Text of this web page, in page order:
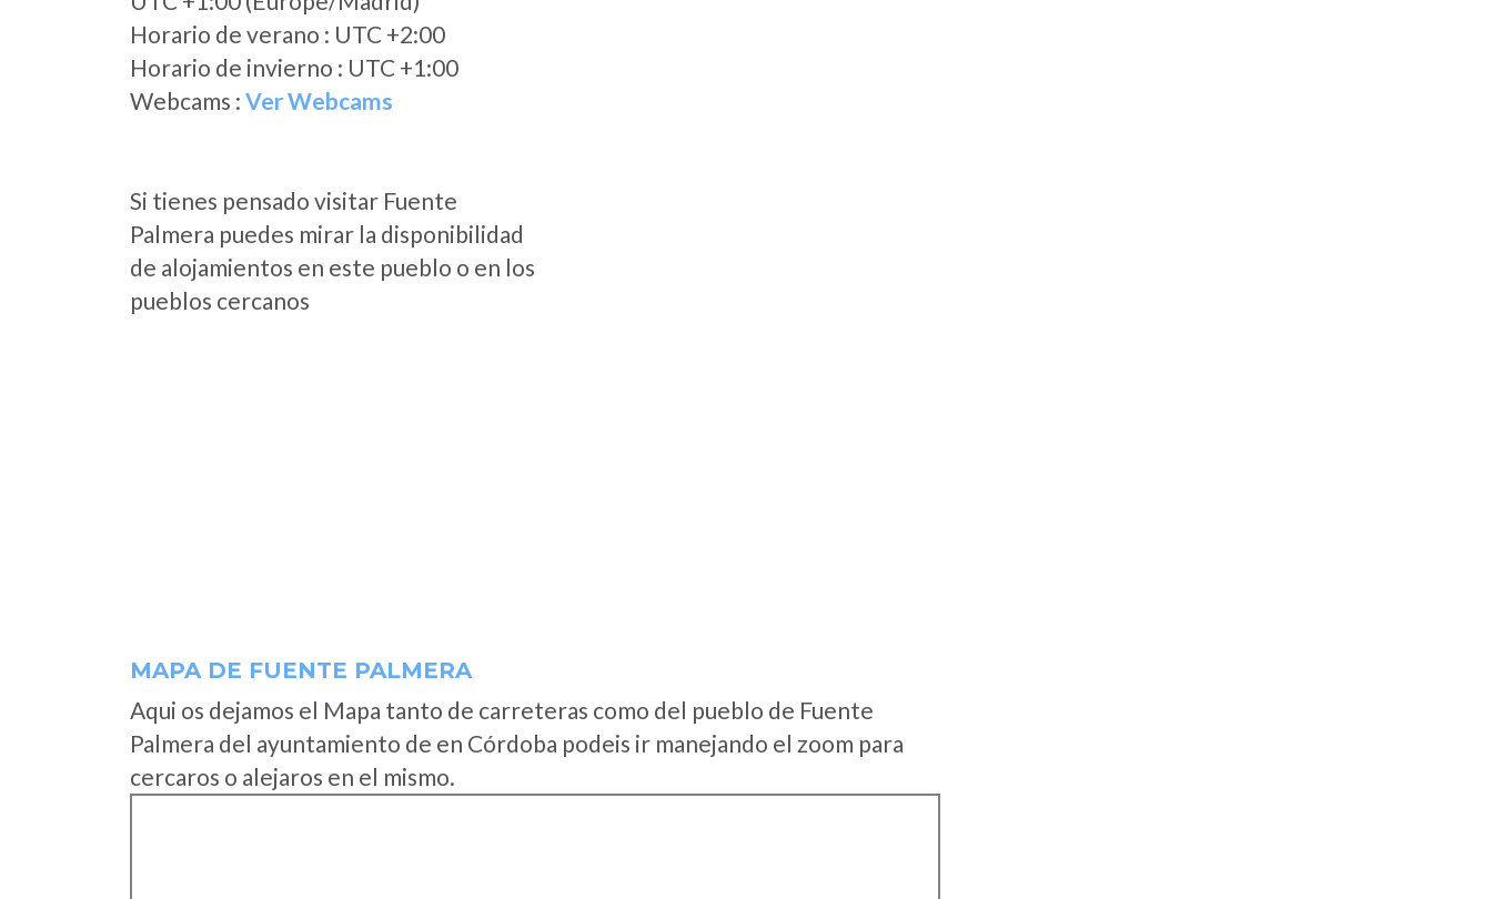
Horario de verano : UTC +2:00
Horario de invierno : UTC +1:00
Webcams : Ver Webcams
Si tienes pensado visitar Fuente
Palmera puedes mirar la disponibilidad
de alojamientos en este pueblo o en los
pueblos cercanos
MAPA DE FUENTE PALMERA
Aqui os dejamos el Mapa tanto de carreteras como del pueblo de Fuente
Palmera del ayuntamiento de en Córdoba podeis ir manejando el zoom para
cercaros o alejaros en el mismo.